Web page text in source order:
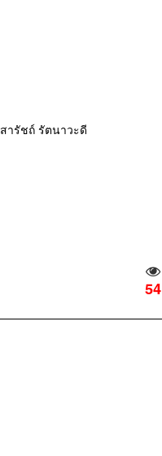
สารัชถ์ รัตนาวะดี
54